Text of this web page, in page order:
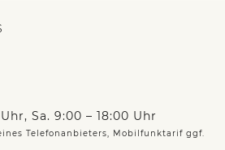
Sa. 9:00 – 18:00 Uhr
Telefonanbieters, Mobilfunktarif ggf.